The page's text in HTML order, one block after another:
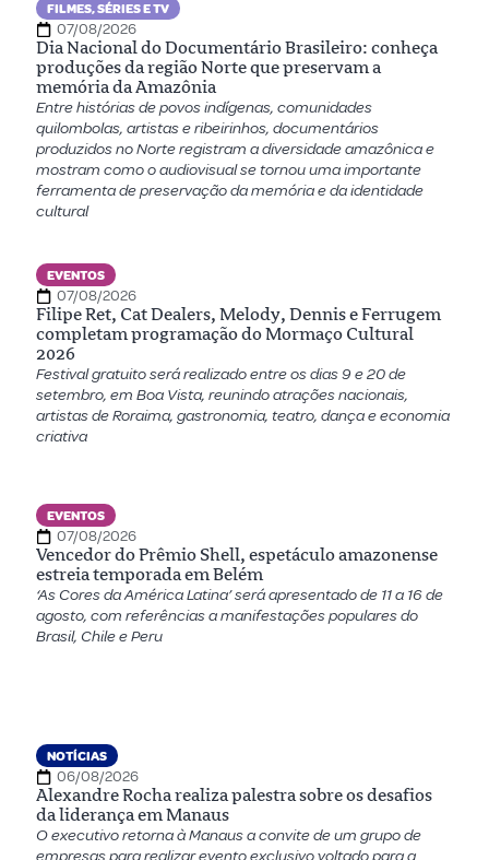
FILMES, SÉRIES E TV
07/08/2026
Dia Nacional do Documentário Brasileiro: conheça
produções da região Norte que preservam a
memória da Amazônia
Entre histórias de povos indígenas, comunidades
quilombolas, artistas e ribeirinhos, documentários
produzidos no Norte registram a diversidade amazônica e
mostram como o audiovisual se tornou uma importante
ferramenta de preservação da memória e da identidade
cultural
EVENTOS
07/08/2026
Filipe Ret, Cat Dealers, Melody, Dennis e Ferrugem
completam programação do Mormaço Cultural
2026
Festival gratuito será realizado entre os dias 9 e 20 de
setembro, em Boa Vista, reunindo atrações nacionais,
artistas de Roraima, gastronomia, teatro, dança e economia
criativa
EVENTOS
07/08/2026
Vencedor do Prêmio Shell, espetáculo amazonense
estreia temporada em Belém
‘As Cores da América Latina’ será apresentado de 11 a 16 de
agosto, com referências a manifestações populares do
Brasil, Chile e Peru
NOTÍCIAS
06/08/2026
Alexandre Rocha realiza palestra sobre os desafios
da liderança em Manaus
O executivo retorna à Manaus a convite de um grupo de